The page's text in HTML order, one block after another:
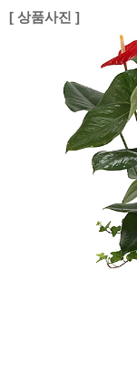
[ 상품사진 ]